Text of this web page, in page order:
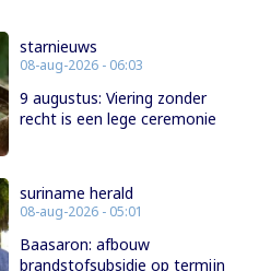
starnieuws
08-aug-2026 - 06:03
9 augustus: Viering zonder
recht is een lege ceremonie
suriname herald
08-aug-2026 - 05:01
Baasaron: afbouw
brandstofsubsidie op termijn